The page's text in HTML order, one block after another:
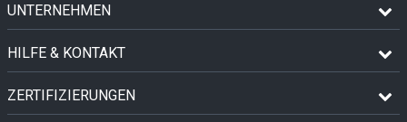
UNTERNEHMEN
HILFE & KONTAKT
ZERTIFIZIERUNGEN